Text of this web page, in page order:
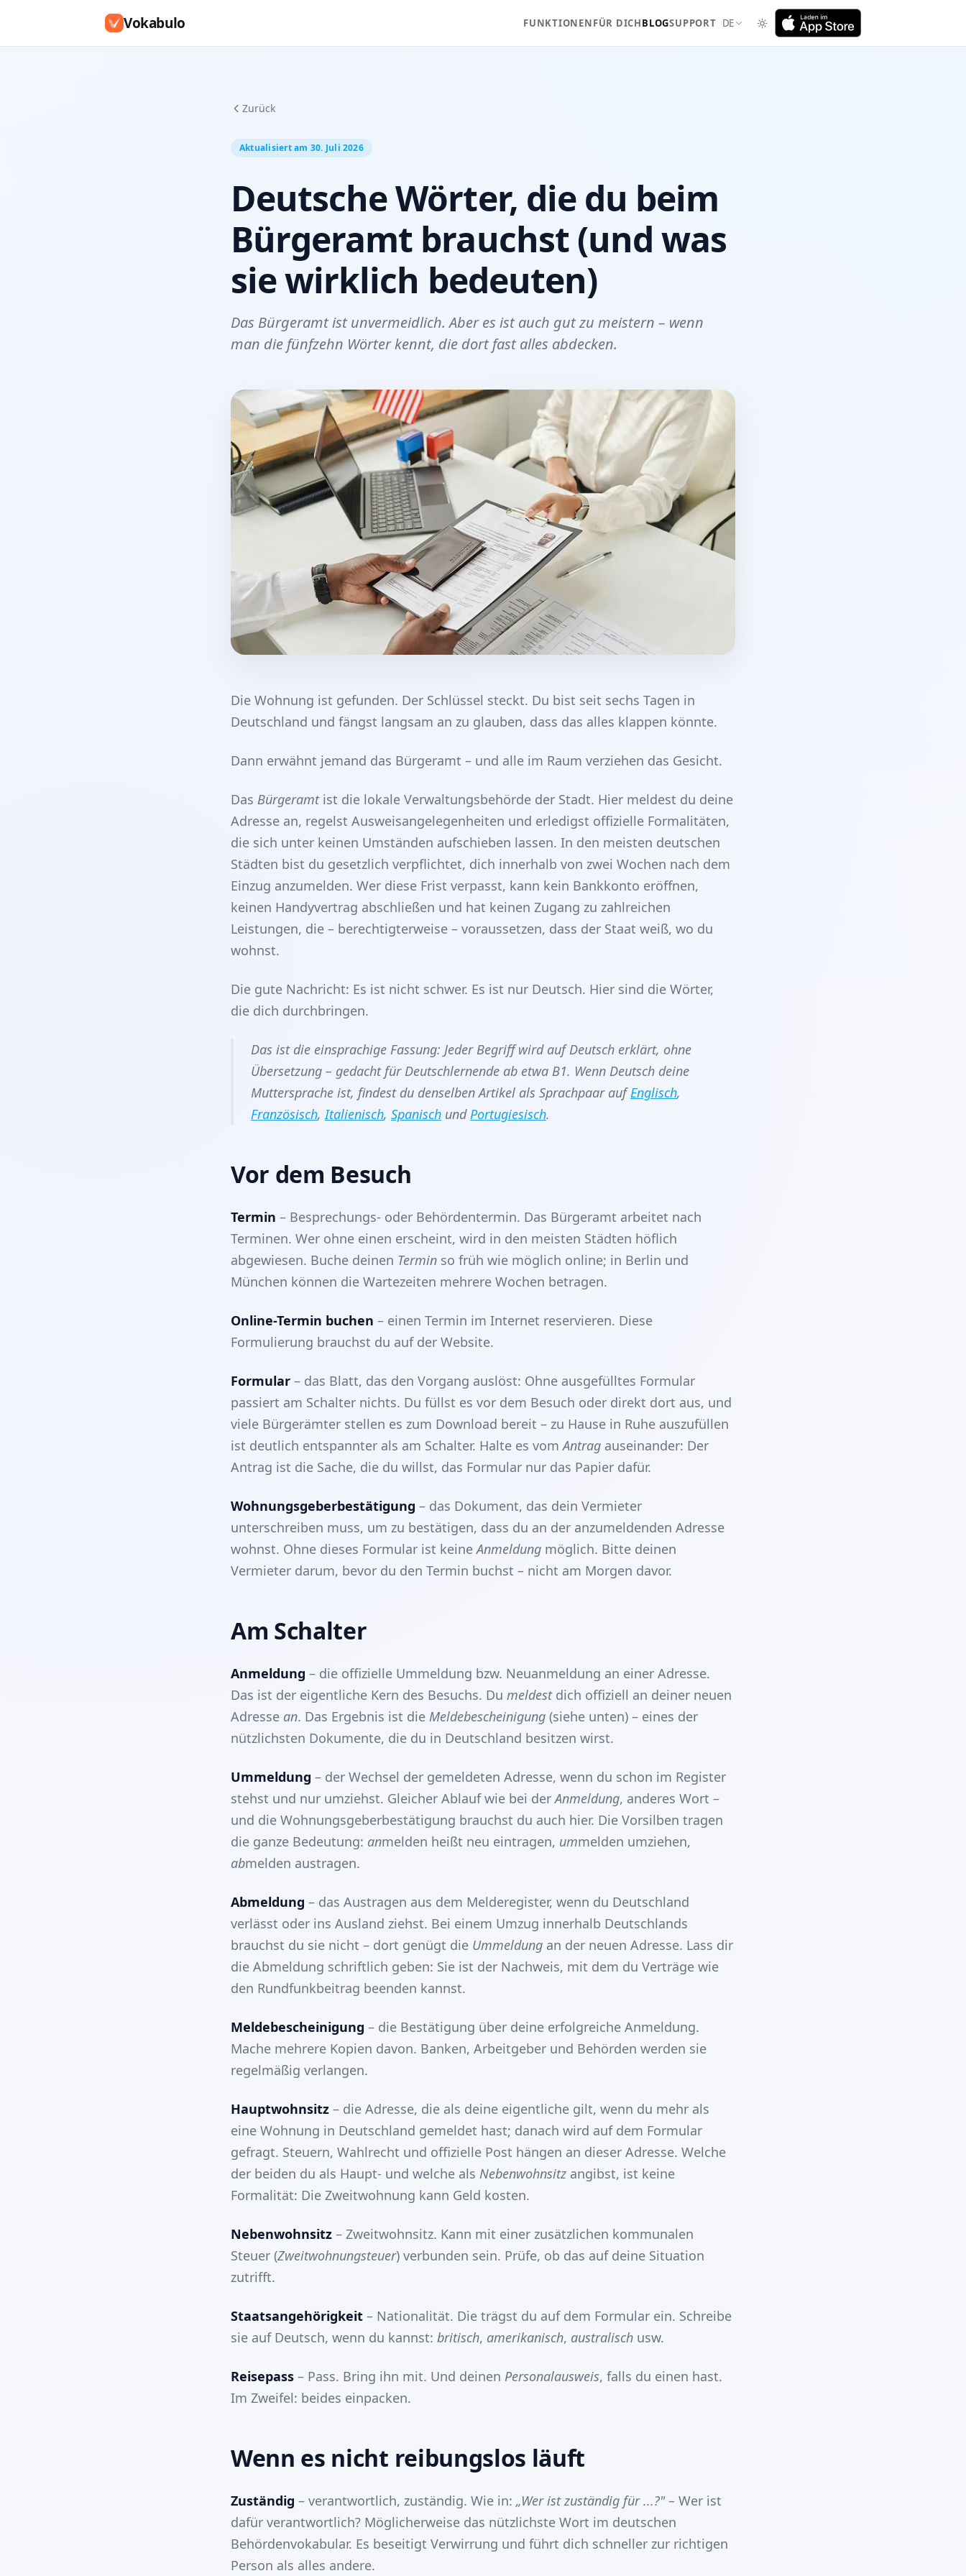
Vokabulo FUNKTIONENFÜR DICHBLOGSUPPORT DE
Zurück
Aktualisiert am 30. Juli 2026
Deutsche Wörter, die du beim
Bürgeramt brauchst (und was
sie wirklich bedeuten)
Das Bürgeramt ist unvermeidlich. Aber es ist auch gut zu meistern – wenn
man die fünfzehn Wörter kennt, die dort fast alles abdecken.
Die Wohnung ist gefunden. Der Schlüssel steckt. Du bist seit sechs Tagen in
Deutschland und fängst langsam an zu glauben, dass das alles klappen könnte.
Dann erwähnt jemand das Bürgeramt – und alle im Raum verziehen das Gesicht.
Das Bürgeramtist die lokale Verwaltungsbehörde der Stadt. Hier meldest du deine
Adresse an, regelst Ausweisangelegenheiten und erledigst offizielle Formalitäten,
die sich unter keinen Umständen aufschieben lassen. In den meisten deutschen
Städten bist du gesetzlich verpflichtet, dich innerhalb von zwei Wochen nach dem
Einzug anzumelden. Wer diese Frist verpasst, kann kein Bankkonto eröffnen,
keinen Handyvertrag abschließen und hat keinen Zugang zu zahlreichen
Leistungen, die – berechtigterweise – voraussetzen, dass der Staat weiß, wo du
wohnst.
Die gute Nachricht: Es ist nicht schwer. Es ist nur Deutsch. Hier sind die Wörter,
die dich durchbringen.
Das ist die einsprachige Fassung: Jeder Begriff wird auf Deutsch erklärt, ohne
Übersetzung – gedacht für Deutschlernende ab etwa B1. Wenn Deutsch deine
Muttersprache ist, findest du denselben Artikel als Sprachpaar aufEnglisch,
Französisch, Italienisch, Spanisch und Portugiesisch.
Vor dem Besuch
Termin – Besprechungs- oder Behördentermin. Das Bürgeramt arbeitet nach
Terminen. Wer ohne einen erscheint, wird in den meisten Städten höflich
abgewiesen. Buche deinen Termin so früh wie möglich online; in Berlin und
München können die Wartezeiten mehrere Wochen betragen.
Online-Termin buchen – einen Termin im Internet reservieren. Diese
Formulierung brauchst du auf der Website.
Formular – das Blatt, das den Vorgang auslöst: Ohne ausgefülltes Formular
passiert am Schalter nichts. Du füllst es vor dem Besuch oder direkt dort aus, und
viele Bürgerämter stellen es zum Download bereit – zu Hause in Ruhe auszufüllen
ist deutlich entspannter als am Schalter. Halte es vomAntrag auseinander: Der
Antrag ist die Sache, die du willst, das Formular nur das Papier dafür.
Wohnungsgeberbestätigung – das Dokument, das dein Vermieter
unterschreiben muss, um zu bestätigen, dass du an der anzumeldenden Adresse
wohnst. Ohne dieses Formular ist keineAnmeldung möglich. Bitte deinen
Vermieter darum, bevor du den Termin buchst – nicht am Morgen davor.
Am Schalter
Anmeldung – die offizielle Ummeldung bzw. Neuanmeldung an einer Adresse.
Das ist der eigentliche Kern des Besuchs. Du meldestdich offiziell an deiner neuen
Adresse an. Das Ergebnis ist die Meldebescheinigung (siehe unten) – eines der
nützlichsten Dokumente, die du in Deutschland besitzen wirst.
Ummeldung – der Wechsel der gemeldeten Adresse, wenn du schon im Register
stehst und nur umziehst. Gleicher Ablauf wie bei derAnmeldung, anderes Wort –
und die Wohnungsgeberbestätigung brauchst du auch hier. Die Vorsilben tragen
die ganze Bedeutung: anmelden heißt neu eintragen, ummelden umziehen,
abmelden austragen.
Abmeldung – das Austragen aus dem Melderegister, wenn du Deutschland
verlässt oder ins Ausland ziehst. Bei einem Umzug innerhalb Deutschlands
brauchst du sie nicht – dort genügt die Ummeldung an der neuen Adresse. Lass dir
die Abmeldung schriftlich geben: Sie ist der Nachweis, mit dem du Verträge wie
den Rundfunkbeitrag beenden kannst.
Meldebescheinigung – die Bestätigung über deine erfolgreiche Anmeldung.
Mache mehrere Kopien davon. Banken, Arbeitgeber und Behörden werden sie
regelmäßig verlangen.
Hauptwohnsitz – die Adresse, die als deine eigentliche gilt, wenn du mehr als
eine Wohnung in Deutschland gemeldet hast; danach wird auf dem Formular
gefragt. Steuern, Wahlrecht und offizielle Post hängen an dieser Adresse. Welche
der beiden du als Haupt- und welche als Nebenwohnsitz angibst, ist keine
Formalität: Die Zweitwohnung kann Geld kosten.
Nebenwohnsitz – Zweitwohnsitz. Kann mit einer zusätzlichen kommunalen
Steuer (Zweitwohnungsteuer) verbunden sein. Prüfe, ob das auf deine Situation
zutrifft.
Staatsangehörigkeit – Nationalität. Die trägst du auf dem Formular ein. Schreibe
sie auf Deutsch, wenn du kannst: britisch, amerikanisch, australisch usw.
Reisepass – Pass. Bring ihn mit. Und deinen Personalausweis, falls du einen hast.
Im Zweifel: beides einpacken.
Wenn es nicht reibungslos läuft
Zuständig – verantwortlich, zuständig. Wie in: „Wer ist zuständig für ...?"– Wer ist
dafür verantwortlich? Möglicherweise das nützlichste Wort im deutschen
Behördenvokabular. Es beseitigt Verwirrung und führt dich schneller zur richtigen
Person als alles andere.